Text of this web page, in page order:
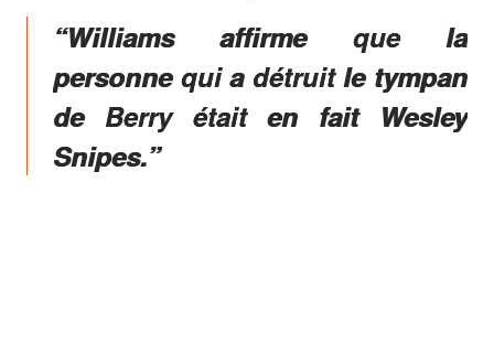
“Williams affirme que la
personne qui a détruit le tympan
de Berry était en fait Wesley
Snipes.”